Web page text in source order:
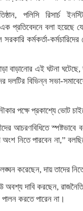
পলিসি রিসার্চ
প্রতিবেদনে বলা হয়েছে
কর্মকর্তা-
বাড়ানোর এই ঘটনা
দলটির বিভিন্ন সভা-
পক্ষে প্রকাশ্যে ভোট
আচরণবিধিতে স্পষ্টভাবে
অংশ নিতে পারবেন না,”
করেছেন, দায় তাদের
অবশ্য দাবি করছেন,
পালন করতে পারেন না।